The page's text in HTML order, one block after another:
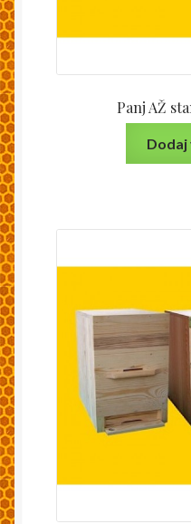
Panj AŽ
Dodaj